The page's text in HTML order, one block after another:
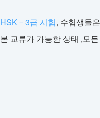
HSK－3급 시험, 수험생들
본 교류가 가능한 상태 ,모